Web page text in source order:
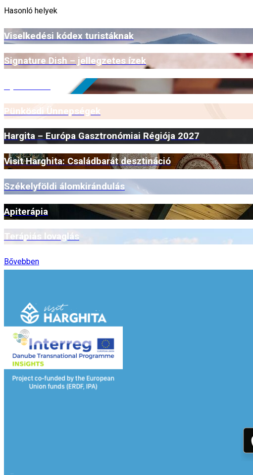
Hasonló helyek
Viselkedési kódex turistáknak
Signature Dish – jellegzetes ízek
Pünkösdi Ünnepségek
Hargita – Európa Gasztronómiai Régiója 2027
Visit Harghita: Családbarát desztináció
Székelyföldi álomkirándulás
Apiterápia
Terápiás lovaglás
Bővebben